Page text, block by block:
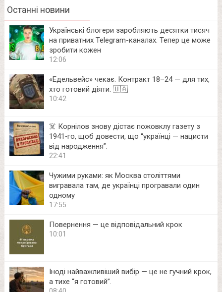
Останні новини
Українські блогери заробляють десятки тисяч
на приватних Telegram-каналах. Тепер це може
зробити кожен
12:06
«Едельвейс» чекає. Контракт 18–24 — для тих,
хто готовий діяти. 🇺🇦
10:42
☠️ Корнілов знову дістає пожовклу газету з
1941‑го, щоб довести, що “українці — нацисти
від народження”.
22:41
Чужими руками: як Москва століттями
вигравала там, де українці програвали один
одному
17:55
Повернення — це відповідальний крок
10:01
Іноді найважливіший вибір — це не гучний крок,
а тихе “я готовий”.